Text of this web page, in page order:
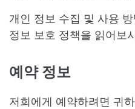
개인 정보 수집 및 사용
정보 보호 정책을 읽어보
예약 정보
저희에게 예약하려면 귀